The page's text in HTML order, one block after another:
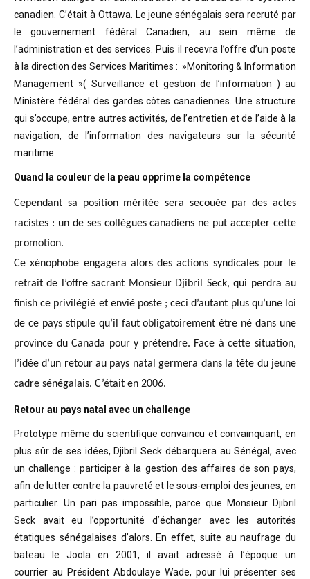
canadien. C’était à Ottawa. Le jeune sénégalais sera recruté par
le gouvernement fédéral Canadien, au sein même de
l’administration et des services. Puis il recevra l’offre d’un poste
à la direction des Services Maritimes : »Monitoring & Information
Management »( Surveillance et gestion de l’information ) au
Ministère fédéral des gardes côtes canadiennes. Une structure
qui s’occupe, entre autres activités, de l’entretien et de l’aide à la
navigation, de l’information des navigateurs sur la sécurité
maritime.
Quand la couleur de la peau opprime la compétence
Cependant sa position méritée sera secouée par des actes
racistes : un de ses collègues canadiens ne put accepter cette
promotion.
Ce xénophobe engagera alors des actions syndicales pour le
retrait de l’offre sacrant Monsieur Djibril Seck, qui perdra au
finish ce privilégié et envié poste ; ceci d’autant plus qu’une loi
de ce pays stipule qu’il faut obligatoirement être né dans une
province du Canada pour y prétendre. Face à cette situation,
l’idée d’un retour au pays natal germera dans la tête du jeune
cadre sénégalais. C’était en 2006.
Retour au pays natal avec un challenge
Prototype même du scientifique convaincu et convainquant, en
plus sûr de ses idées, Djibril Seck débarquera au Sénégal, avec
un challenge : participer à la gestion des affaires de son pays,
afin de lutter contre la pauvreté et le sous-emploi des jeunes, en
particulier. Un pari pas impossible, parce que Monsieur Djibril
Seck avait eu l’opportunité d’échanger avec les autorités
étatiques sénégalaises d’alors. En effet, suite au naufrage du
bateau le Joola en 2001, il avait adressé à l’époque un
courrier au Président Abdoulaye Wade, pour lui présenter ses